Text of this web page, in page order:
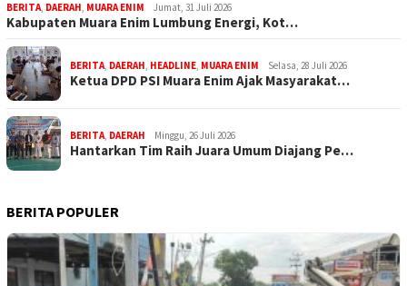
BERITA, DAERAH, MUARA ENIM Jumat, 31 Juli 2026
Kabupaten Muara Enim Lumbung Energi, Kot…
BERITA, DAERAH, HEADLINE, MUARA ENIM Selasa, 28 Juli 2026
Ketua DPD PSI Muara Enim Ajak Masyarakat…
BERITA, DAERAH Minggu, 26 Juli 2026
Hantarkan Tim Raih Juara Umum Diajang Pe…
BERITA POPULER